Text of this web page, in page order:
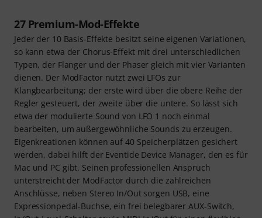
27 Premium-Mod-Effekte
Jeder der 10 Basis-Effekte besitzt seine eigenen Variationen,
so kann etwa der Chorus-Effekt mit drei unterschiedlichen
Typen, der Flanger und der Phaser gleich mit vier Varianten
dienen. Der ModFactor nutzt zwei LFOs zur
Klangbearbeitung; der erste wird über die obere Reihe der
Regler gesteuert, der zweite über die untere. So lässt sich
etwa der modulierte Sound von LFO 1 noch einmal
bearbeiten, um außergewöhnliche Sounds zu erzeugen.
Eigenkreationen können auf 40 Speicherplätzen gesichert
werden, dabei hilft der Eventide Device Manager, den es für
Mac und PC gibt. Seinen professionellen Anspruch
unterstreicht der ModFactor durch die zahlreichen
Anschlüsse, neben Stereo In/Out sorgen USB, eine
Expressionpedal-Buchse, ein frei belegbarer AUX-Switch,